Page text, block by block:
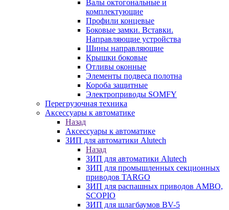
Валы октогональные и
комплектующие
Профили концевые
Боковые замки. Вставки.
Направляющие устройства
Шины направляющие
Крышки боковые
Отливы оконные
Элементы подвеса полотна
Короба защитные
Электроприводы SOMFY
Перегрузочная техника
Аксессуары к автоматике
Назад
Аксессуары к автоматике
ЗИП для автоматики Alutech
Назад
ЗИП для автоматики Alutech
ЗИП для промышленных секционных
приводов TARGO
ЗИП для распашных приводов AMBO,
SCOPIO
ЗИП для шлагбаумов BV-5